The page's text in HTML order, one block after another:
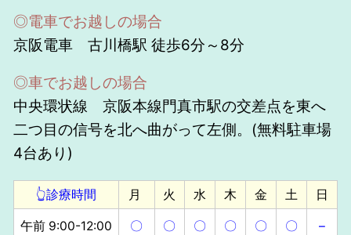
◎電車でお越しの場合
京阪電車 古川橋駅 徒歩6分～8分
◎車でお越しの場合
中央環状線 京阪本線門真市駅の交差点を東へ
二つ目の信号を北へ曲がって左側。(無料駐車場
4台あり)
👆診療時間 月 火 水 木 金 土 日
午前 9:00-12:00 〇 〇 〇 〇 〇 〇 –